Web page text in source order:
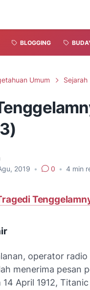
BLOGGING
Umum Sejarah
2019 • 0 • 4 min
operator
menerima pesan
April 1912,